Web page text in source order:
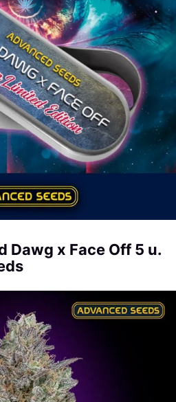
Dawg x Face Off 5 u.